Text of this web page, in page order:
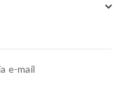
e-mail